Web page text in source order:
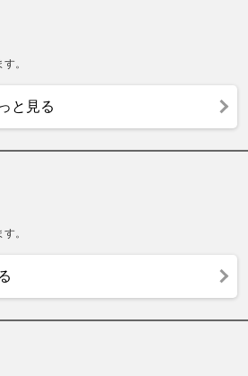
。
と見る
。